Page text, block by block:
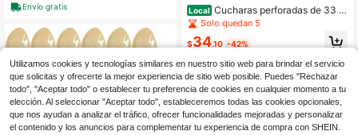
Envío gratis
Local Cucharas perforadas de 33 c
m (13") de policarbonato transparen
te, juego de 12 unidades. Cucharas
grandes para ensaladas/buffet, ute
uetes.
Solo quedan 5
$34.10 -42%
Envío gratis
Utilizamos cookies y tecnologías similares en nuestro sitio web para brindar el servicio
que solicitas y ofrecerte la mejor experiencia de sitio web posible. Puedes "Rechazar
todo", "Aceptar todo" o establecer tu preferencia de cookies en cualquier momento a tu
elección. Al seleccionar "Aceptar todo", estableceremos todas las cookies opcionales,
que nos ayudan a analizar el tráfico, ofrecer funcionalidades mejoradas y personalizar
el contenido y los anuncios para complementar tu experiencia de compra con SHEIN.